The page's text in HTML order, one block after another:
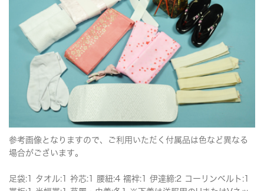
参考画像となりますので、ご利用いただく付属品は色など異なる
場合がございます。
足袋:1 タオル:1 衿芯:1 腰紐:4 襦袢:1 伊達締:2 コーリンベルト:1